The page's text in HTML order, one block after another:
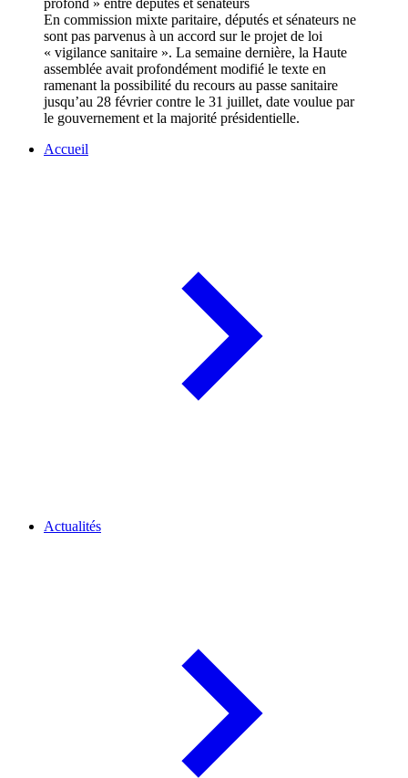
En commission mixte paritaire, députés et sénateurs ne
sont pas parvenus à un accord sur le projet de loi
« vigilance sanitaire ». La semaine dernière, la Haute
assemblée avait profondément modifié le texte en
ramenant la possibilité du recours au passe sanitaire
jusqu’au 28 février contre le 31 juillet, date voulue par
le gouvernement et la majorité présidentielle.
Accueil
Actualités